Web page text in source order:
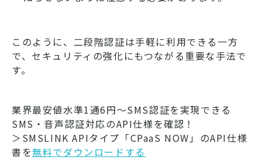
このように、二段階認証は手軽に利用できる一方
で、セキュリティの強化にもつながる重要な手法で
す。
業界最安値水準1通6円～SMS認証を実現できる
SMS・音声認証対応のAPI仕様を確認！
＞SMSLINK APIタイプ「CPaaS NOW」のAPI仕様
書を無料でダウンロードする